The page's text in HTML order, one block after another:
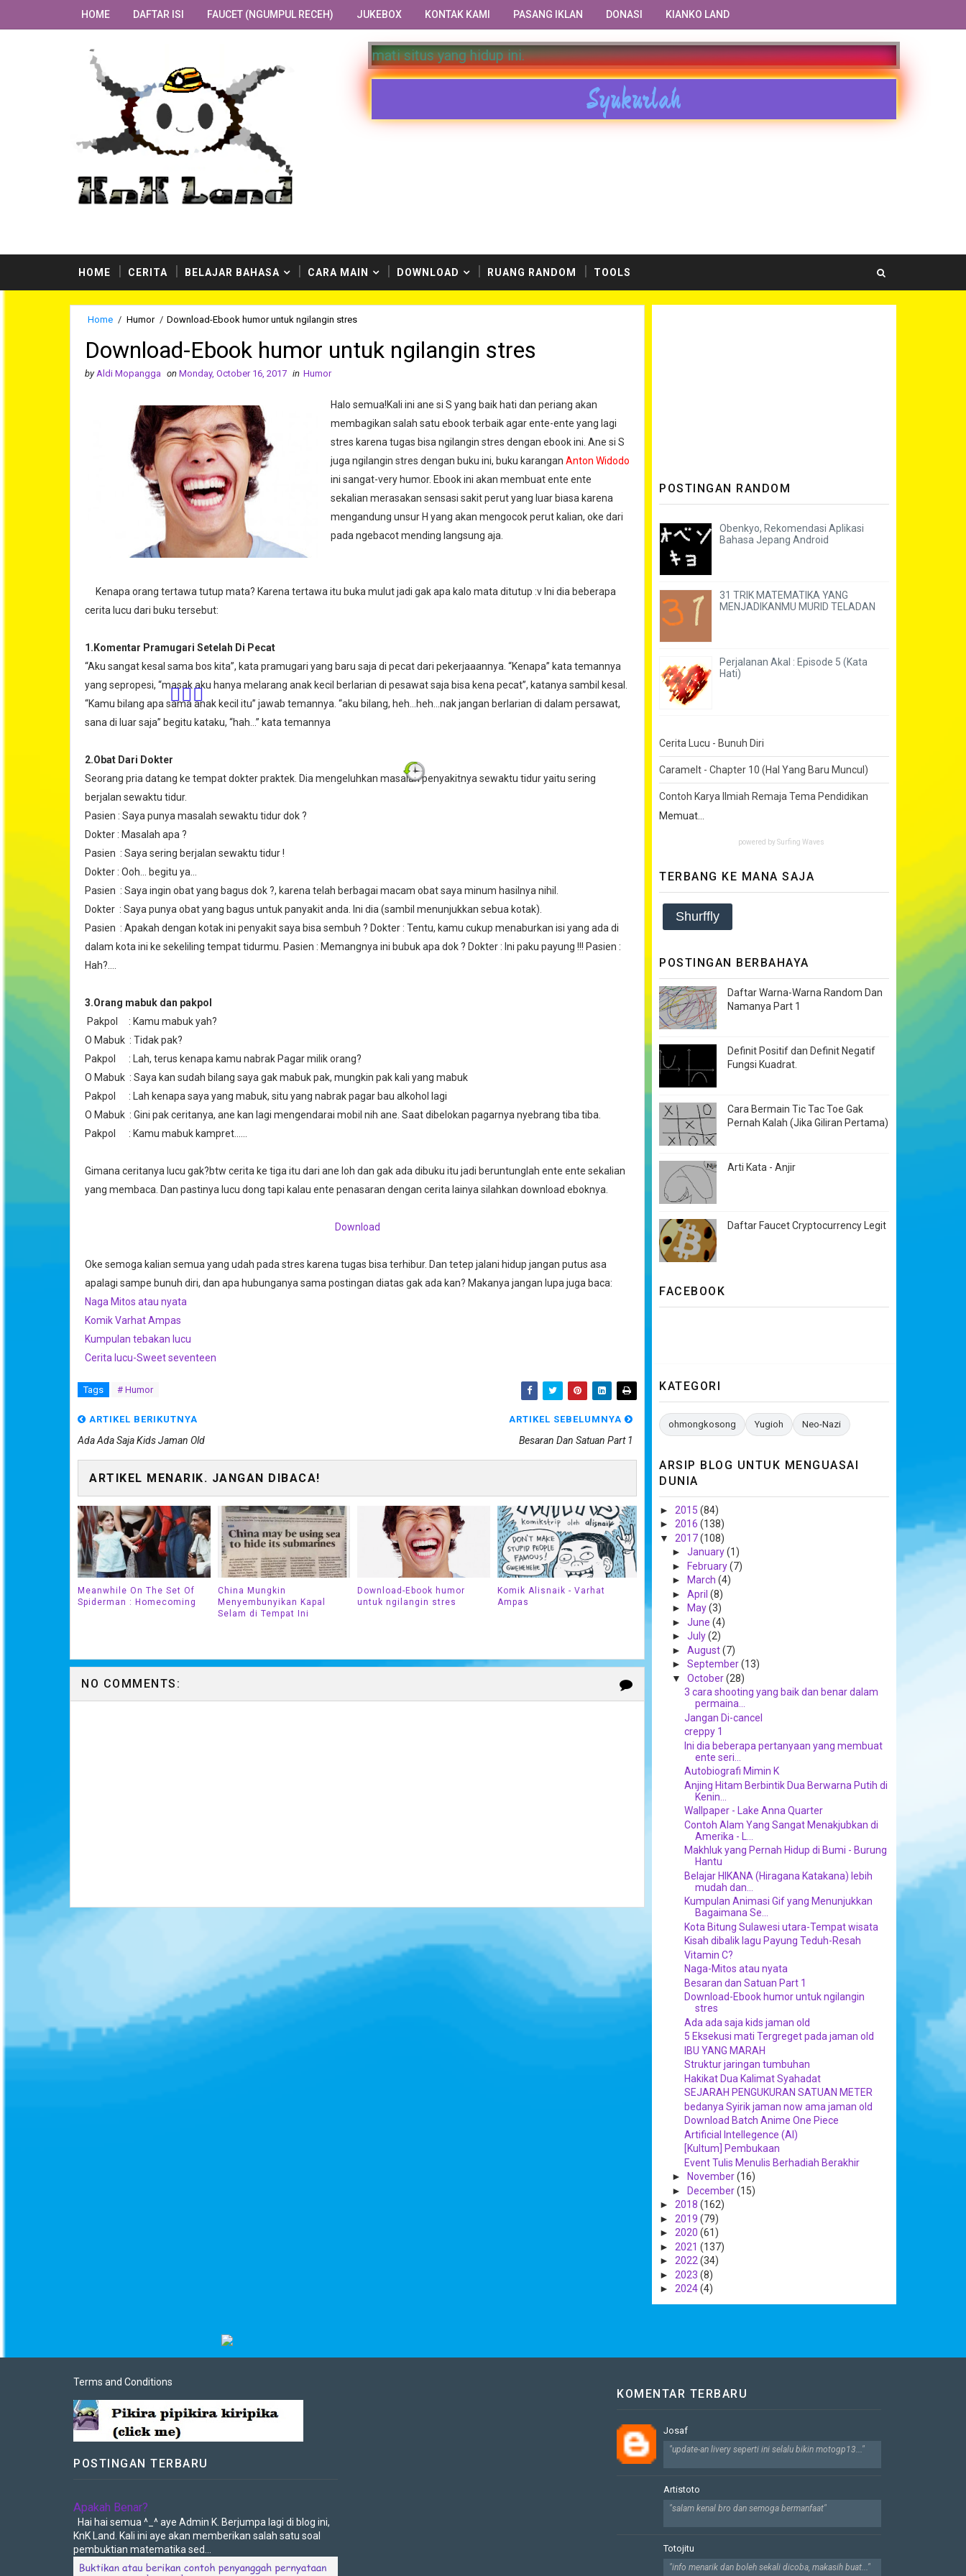
HOME DAFTAR ISI FAUCET (NGUMPUL RECEH) JUKEBOX KONTAK KAMI PASANG IKLAN DONASI KIANKO LAND
dari penulis-penulis kami. Selamat menikmati situs yang hidup ini.
Syukurlah
HOME CERITA BELAJAR BAHASA CARA MAIN DOWNLOAD RUANG RANDOM TOOLS
Home / Humor / Download-Ebook humor untuk ngilangin stres
Download-Ebook humor untuk ngilangin stres
by Aldi Mopangga on Monday, October 16, 2017 in Humor
Halo semua!Kali ini ane si S yang baik hati dan periang akan
membagikan salah satu ebook terbaik agar ente-ente yang lagi
stres karena tugas bisa ngilangin stres dengan ebook ini. Ane si S
juga ngilangin stres dengan buku ini, buku karangan Anton Widodo
ini sangat-very humor. Ebook ini akan membuat ente ente
sekalian merasakan sensasi sakit perut yang luar biasa karena
mengandung unsur H yang akan mengocok perut kalian, oke dari
pada ngebacot mending langsung aja.
Kenapa orang tertawa tutup mata? Karena tertawa itu buka mulut jadi gak apa kalo mata ditutup :v Ini dia beberapa
cerita lucu dari buku tersebut:
1.Komentar Pramugari Setelah Di Pecat
“Aku sangat kesal sama bos kita”, kata pramugari yang baru saja di pecat dari pekerjaaannya. “Kenapa” kata temannya
yang sepropesi, “masak aku hanya melarang anak kecil berlarian di pesawat saja bisa kena pecat”, katanya sambil kesal.
“Kamu bilang apa sama anak kecil itu” jawab temannya. “aku bilang, heh…heh…nak jangan berlarian di dalam persawat,
sana di luar saja” begitu kataku, “hah…” kata temannya
2.Obat Dari Dokter
Seorang pria datang ke tempat dokter praktek. Dia mengeluhkan masalah penyakitnya sewaktu tidur yaitu sering
berjalan sewaktu tidur.
Pasien : Saya punya masalah sewaktu tidur dok ?
Dokter : Masalah apa ?
Pasien : Saya sering berjalan sewaktu tidur !
Dokter : Ooh… begitu ya…
Pasien : Saya ingin obat yang bagus dok ?, karena telah berbagai macam obat saya minum hasilnya nihil.
Dokter : Saya punya obat yang bagus untuk panyakit anda. Ini dia (sambil menunjukkan sebua kotak).
Pasien : Apakah dengan kotak ini penyakit saya bisa sembuh ? Dokter : Tentu, kamu cukup menaburkan isi yang ada di
dalam kota ini ke sekeliling tempat tidurmu. Pasien : Memangnya ini bubuk apa dok ? Dokter : Ini paku payung !!! Pasien :
Hah?….
3.Orang mabuk dan pakpol
Pakpol : Kamu mabuk yah?
O Mabuk : Tidak pak?
Pakpol : Lah, terus kenapa kamu nabrak Pagar milik orang?
O Mabuk : Saya kan sudah bilang saya gak mabuk pak, mungkin pak kali yang mabuk
Pakpol : Lah kenapa saya yang mabuk, situ yang nabrak pagar bau alkohol lagi
O Mabuk : Gini pak ceritanya, ane kan lagi mengendarai mobil nih ane. Saat dibelokan pagarnya nyebrang tiba tiba.
Pakpol : Kamu mabuk kampret......
Gimana ceritanya lucu gak?btw cerita ke tiga itu dari ane loh dan gak ada dibuku itu jadi beruntunglah ente ente sekalian
yang membaca. Dan pastinya lucu dong tapi kalau ente penasaran dengan cerita lainya silahkan download eboknya.
Download
Oke semoga kalian semua yang udah pada stres karena tugas bisa terhibur. Dan tetep jalani hidup jangan putus asa
apalagi sampe bunuh diri, dan apa hubunganya sama postingan diatas gak ada kan? Makanya jangan lupa juga baca:
Naga Mitos atau nyata
Komik Varhat Ampas
Kumpulan tebakan lucu
Cerita lucu-Sweet seventeen
Tags # Humor
ARTIKEL BERIKUTNYA
Ada Ada Saja Kids Jaman Old
ARTIKEL SEBELUMNYA
Besaran Dan Satuan Part 1
ARTIKEL MENARIK. JANGAN DIBACA!
Meanwhile On The Set Of
Spiderman : Homecoming
China Mungkin
Menyembunyikan Kapal
Selam di Tempat Ini
Download-Ebook humor
untuk ngilangin stres
Komik Alisnaik - Varhat
Ampas
NO COMMENTS:
POSTINGAN RANDOM
Obenkyo, Rekomendasi Aplikasi
Bahasa Jepang Android
31 TRIK MATEMATIKA YANG
MENJADIKANMU MURID TELADAN
Perjalanan Akal : Episode 5 (Kata
Hati)
Cerita Lucu - Bunuh Diri
Caramelt - Chapter 10 (Hal Yang Baru Muncul)
Contoh Karya Ilmiah Remaja Tema Pendidikan
Memuat...
powered by Surfing Waves
TERBANG KE MANA SAJA
Shurffly
POSTINGAN BERBAHAYA
Daftar Warna-Warna Random Dan
Namanya Part 1
Definit Positif dan Definit Negatif
Fungsi Kuadrat.
Cara Bermain Tic Tac Toe Gak
Pernah Kalah (Jika Giliran Pertama)
Arti Kata - Anjir
Daftar Faucet Cryptocurrency Legit
FACEBOOK
KATEGORI
ohmongkosong Yugioh Neo-Nazi
ARSIP BLOG UNTUK MENGUASAI
DUNIA
► 2015 (84)
► 2016 (138)
▼ 2017(108)
► January(1)
►
February(7)
►
March (4)
► April (8)
►
May(3)
► June (4)
► July(2)
► August(7)
► September(13)
▼ October(28)
3 cara shooting yang baik dan benar dalam
permaina...
Jangan Di-cancel
creppy 1
Ini dia beberapa pertanyaan yang membuat
ente seri...
Autobiografi Mimin K
Anjing Hitam Berbintik Dua Berwarna Putih di
Kenin...
Wallpaper - Lake Anna Quarter
Contoh Alam Yang Sangat Menakjubkan di
Amerika - L...
Makhluk yang Pernah Hidup di Bumi - Burung
Hantu
Belajar HIKANA (Hiragana Katakana) lebih
mudah dan...
Kumpulan Animasi Gif yang Menunjukkan
Bagaimana Se...
Kota Bitung Sulawesi utara-Tempat wisata
Kisah dibalik lagu Payung Teduh-Resah
Vitamin C?
Naga-Mitos atau nyata
Besaran dan Satuan Part 1
Download-Ebook humor untuk ngilangin
stres
Ada ada saja kids jaman old
5 Eksekusi mati Tergreget pada jaman old
IBU YANG MARAH
Struktur jaringan tumbuhan
Hakikat Dua Kalimat Syahadat
SEJARAH PENGUKURAN SATUAN METER
bedanya Syirik jaman now ama jaman old
Download Batch Anime One Piece
Artificial Intellegence (AI)
[Kultum] Pembukaan
Event Tulis Menulis Berhadiah Berakhir
►
November(16)
►
December(15)
► 2018 (162)
► 2019 (79)
► 2020 (61)
► 2021 (137)
► 2022(34)
► 2023 (8)
► 2024(4)
Terms and Conditions
POSTINGAN TERBARU
Apakah Benar?
Hai hai semua ^_^ aye Admin K. Berjumpa lagi di blog ini,
KnK Land. Kali ini aye akan memberikan salah satu soal
pembuktian matematika sed...
KOMENTAR TERBARU
Josaf
"update-an livery seperti ini selalu bikin motogp13..."
Artistoto
"salam kenal bro dan semoga bermanfaat"
Totojitu
"info menarik dan boleh sekali dicoba, makasih buat..."